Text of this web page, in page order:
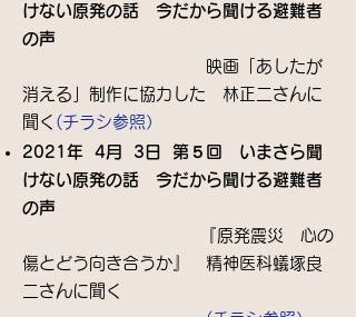
けない原発の話 今だから聞ける避難者
の声
​ 映画「あしたが
消える」制作に協力した 林正二さんに
聞く (チラシ参照）
2021年 4月 3日 第５回 いまさら聞
けない原発の話 今だから聞ける避難者
の声
​ 『原発震災 心の
傷とどう向き合うか』 精神医科蟻塚良
二さんに聞く